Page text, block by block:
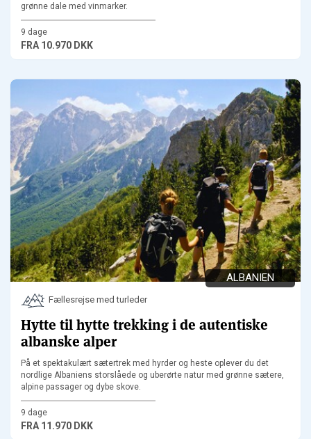
grønne dale med vinmarker.
9 dage
FRA 10.970 DKK
ALBANIEN
Fællesrejse med turleder
Hytte til hytte trekking i de autentiske
albanske alper
På et spektakulært sætertrek med hyrder og heste oplever du det
nordlige Albaniens storslåede og uberørte natur med grønne sætere,
alpine passager og dybe skove.
9 dage
FRA 11.970 DKK